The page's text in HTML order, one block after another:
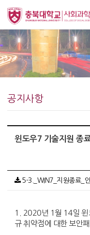
공지사항
윈도우7 기술지원 종
5-3._WIN7_지원종료_
1. 2020년 1월 14일 윈
규 취약점에 대한 보안